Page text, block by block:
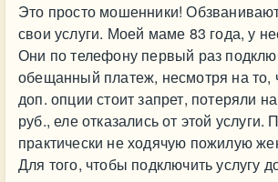
Это просто мошенники!
свои услуги. Моей маме 83 года, у
Они по телефону первый раз
обещанный платеж, несмотря на то,
доп. опции стоит запрет, потеряли
руб., еле отказались от этой услуги.
практически не ходячую пожилую
Для того, чтобы подключить услугу